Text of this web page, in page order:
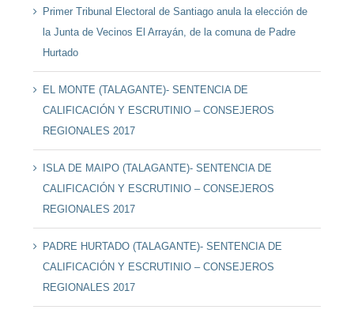
Primer Tribunal Electoral de Santiago anula la elección de
la Junta de Vecinos El Arrayán, de la comuna de Padre
Hurtado
EL MONTE (TALAGANTE)- SENTENCIA DE
CALIFICACIÓN Y ESCRUTINIO – CONSEJEROS
REGIONALES 2017
ISLA DE MAIPO (TALAGANTE)- SENTENCIA DE
CALIFICACIÓN Y ESCRUTINIO – CONSEJEROS
REGIONALES 2017
PADRE HURTADO (TALAGANTE)- SENTENCIA DE
CALIFICACIÓN Y ESCRUTINIO – CONSEJEROS
REGIONALES 2017